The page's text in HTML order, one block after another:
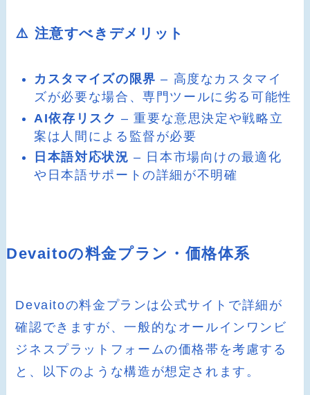
⚠️ 注意すべきデメリット
カスタマイズの限界 – 高度なカスタマイ
ズが必要な場合、専門ツールに劣る可能性
AI依存リスク – 重要な意思決定や戦略立
案は人間による監督が必要
日本語対応状況 – 日本市場向けの最適化
や日本語サポートの詳細が不明確
Devaitoの料金プラン・価格体系
Devaitoの料金プランは公式サイトで詳細が
確認できますが、一般的なオールインワンビ
ジネスプラットフォームの価格帯を考慮する
と、以下のような構造が想定されます。